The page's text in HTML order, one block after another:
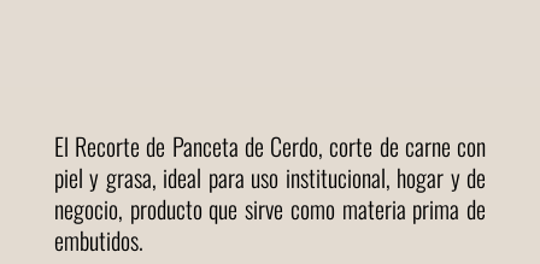
El Recorte de Panceta de Cerdo, corte de carne con
piel y grasa, ideal para uso institucional, hogar y de
negocio, producto que sirve como materia prima de
embutidos.